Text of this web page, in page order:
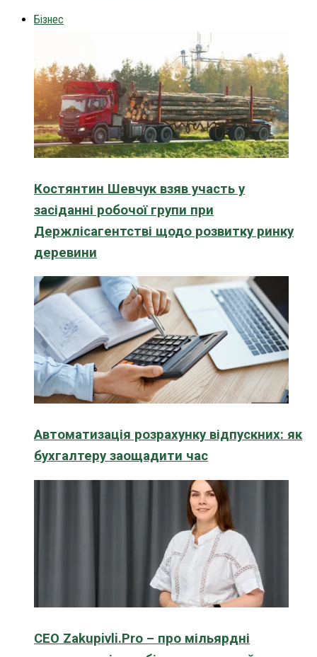
Бізнес
Костянтин Шевчук взяв участь у
засіданні робочої групи при
Держлісагентстві щодо розвитку ринку
деревини
Автоматизація розрахунку відпускних: як
бухгалтеру заощадити час
CEO Zakupivli.Pro – про мільярдні